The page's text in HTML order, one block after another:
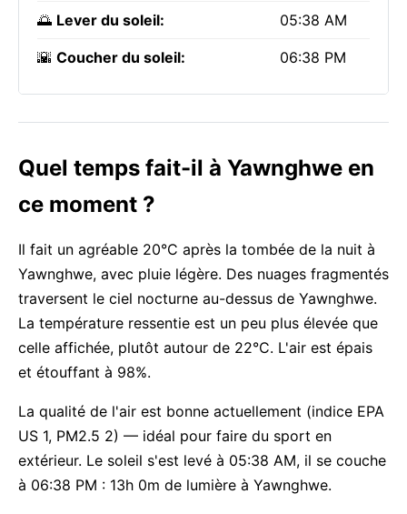
🌅 Lever du soleil: 05:38 AM
🌇 Coucher du soleil: 06:38 PM
Quel temps fait-il à Yawnghwe en
ce moment ?
Il fait un agréable 20°C après la tombée de la nuit à
Yawnghwe, avec pluie légère. Des nuages fragmentés
traversent le ciel nocturne au-dessus de Yawnghwe.
La température ressentie est un peu plus élevée que
celle affichée, plutôt autour de 22°C. L'air est épais
et étouffant à 98%.
La qualité de l'air est bonne actuellement (indice EPA
US 1, PM2.5 2) — idéal pour faire du sport en
extérieur. Le soleil s'est levé à 05:38 AM, il se couche
à 06:38 PM : 13h 0m de lumière à Yawnghwe.